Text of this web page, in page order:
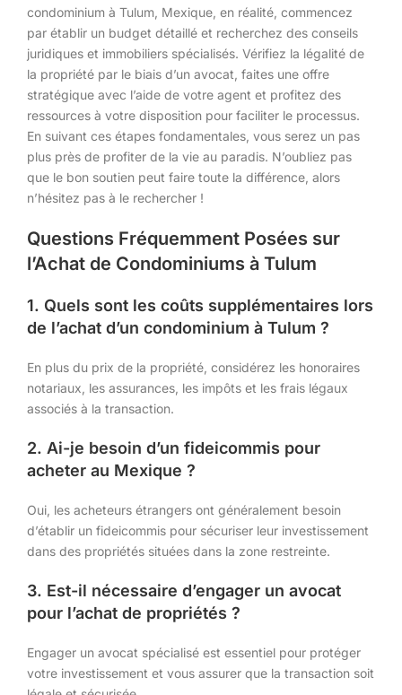
condominium à Tulum, Mexique, en réalité, commencez
par établir un budget détaillé et recherchez des conseils
juridiques et immobiliers spécialisés. Vérifiez la légalité de
la propriété par le biais d’un avocat, faites une offre
stratégique avec l’aide de votre agent et profitez des
ressources à votre disposition pour faciliter le processus.
En suivant ces étapes fondamentales, vous serez un pas
plus près de profiter de la vie au paradis. N’oubliez pas
que le bon soutien peut faire toute la différence, alors
n’hésitez pas à le rechercher !
Questions Fréquemment Posées sur
l’Achat de Condominiums à Tulum
1. Quels sont les coûts supplémentaires lors
de l’achat d’un condominium à Tulum ?
En plus du prix de la propriété, considérez les honoraires
notariaux, les assurances, les impôts et les frais légaux
associés à la transaction.
2. Ai-je besoin d’un fideicommis pour
acheter au Mexique ?
Oui, les acheteurs étrangers ont généralement besoin
d’établir un fideicommis pour sécuriser leur investissement
dans des propriétés situées dans la zone restreinte.
3. Est-il nécessaire d’engager un avocat
pour l’achat de propriétés ?
Engager un avocat spécialisé est essentiel pour protéger
votre investissement et vous assurer que la transaction soit